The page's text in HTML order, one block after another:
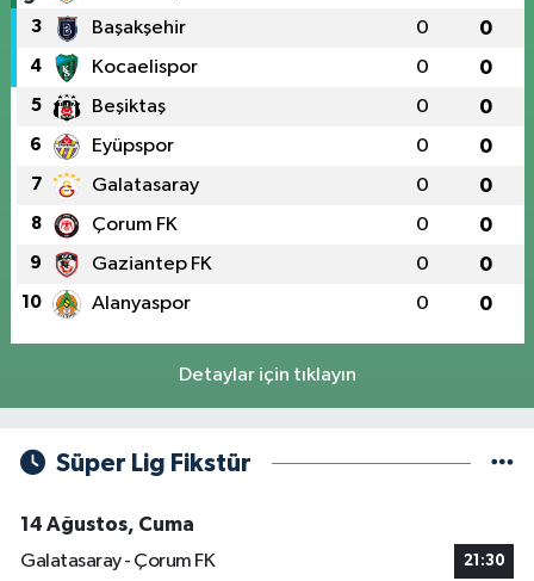
3 Başakşehir 0 0
4 Kocaelispor 0 0
5 Beşiktaş 0 0
6 Eyüpspor 0 0
7 Galatasaray 0 0
8 Çorum FK 0 0
9 Gaziantep FK 0 0
10 Alanyaspor 0 0
Detaylar için tıklayın
Süper Lig Fikstür
14 Ağustos, Cuma
Galatasaray - Çorum FK
21:30